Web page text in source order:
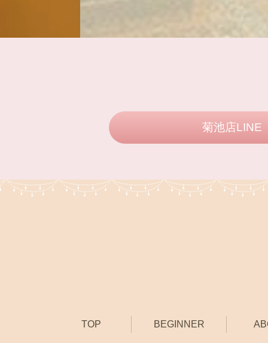
菊池店LINE
TOP BEGINNER